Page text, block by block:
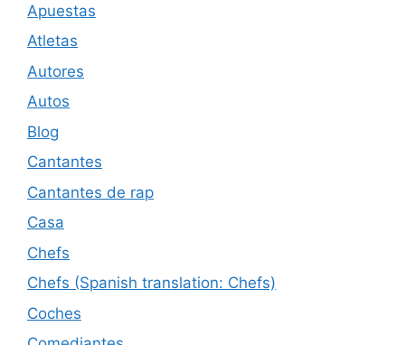
Apuestas
Atletas
Autores
Autos
Blog
Cantantes
Cantantes de rap
Casa
Chefs
Chefs (Spanish translation: Chefs)
Coches